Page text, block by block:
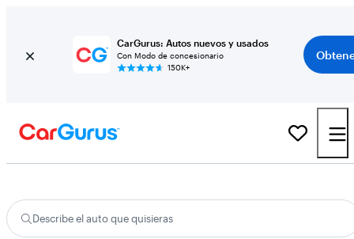
CarGurus: Autos nuevos y usados
Con Modo de concesionario
150K+
Describe el auto que quisieras